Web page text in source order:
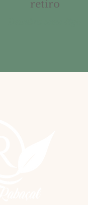
retiro